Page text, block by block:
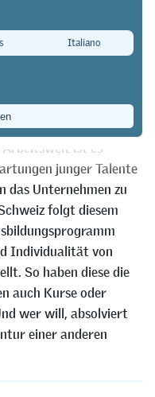
bei Helvetia
ist es
junger Talente
das Unternehmen zu
folgt diesem
Individualität von
So haben diese die
auch Kurse oder
wer will, absolviert
einer anderen
Italiano